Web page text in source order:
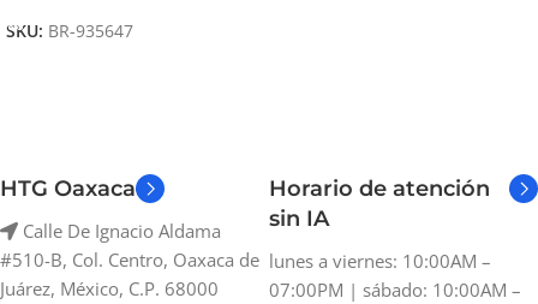
SKU: BR-935647
HTG Oaxaca
Calle De Ignacio Aldama
#510-B, Col. Centro, Oaxaca de
Juárez, México, C.P. 68000
Horario de atención
sin IA
lunes a viernes: 10:00AM –
07:00PM | sábado: 10:00AM –